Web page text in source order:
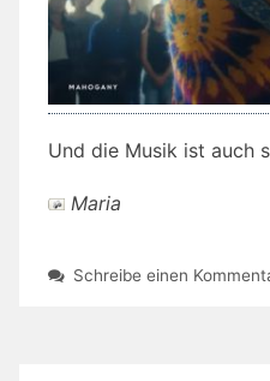
Und die Musik ist auch
Maria
Schreibe einen